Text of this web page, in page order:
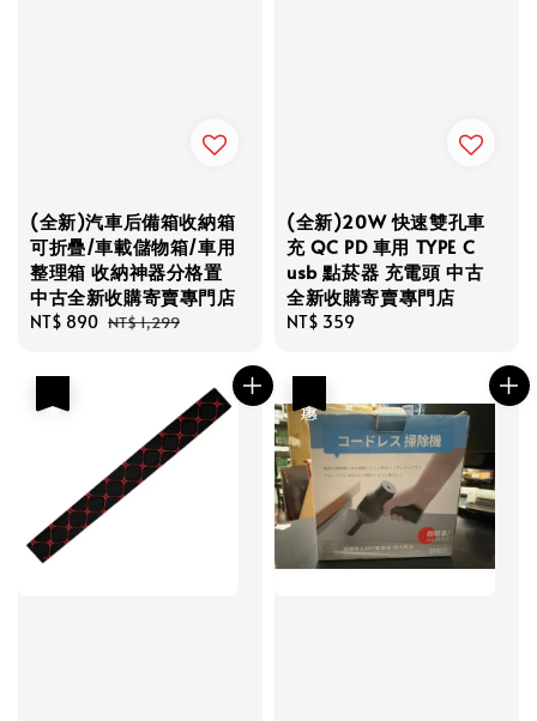
(全新)汽車后備箱收納箱
可折疊/車載儲物箱/車用
整理箱 收納神器分格置
中古全新收購寄賣專門店
Sale
NT$ 890 Regular
NT$ 1,299
(全新)20W 快速雙孔車
充 QC PD 車用 TYPE C
usb 點菸器 充電頭 中古
全新收購寄賣專門店
Regular
NT$ 359